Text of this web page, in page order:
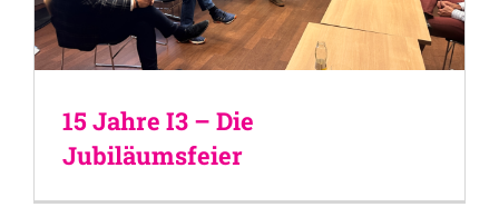
15 Jahre I3 – Die
Jubiläumsfeier